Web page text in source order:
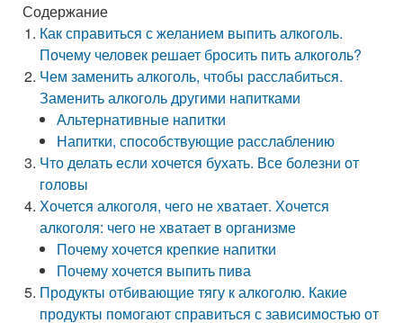
Содержание
Как справиться с желанием выпить алкоголь.
Почему человек решает бросить пить алкоголь?
Чем заменить алкоголь, чтобы расслабиться.
Заменить алкоголь другими напитками
Альтернативные напитки
Напитки, способствующие расслаблению
Что делать если хочется бухать. Все болезни от
головы
Хочется алкоголя, чего не хватает. Хочется
алкоголя: чего не хватает в организме
Почему хочется крепкие напитки
Почему хочется выпить пива
Продукты отбивающие тягу к алкоголю. Какие
продукты помогают справиться с зависимостью от